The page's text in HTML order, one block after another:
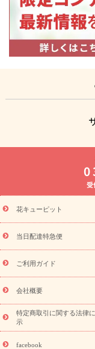
よく贈られる花
8月の誕生花(トル
お供え・
ーブドフラワー
季
特集
お盆 花（新盆・
盆・初盆）
お盆 花
フト
お盆・お供え
レゼント特集
夏の
敬老の日におくる
花ギフト・プレゼント
老の日 花鉢植えのギ
フト・プレゼント特集
ペーン
映画『ウォー
「きょう誕生日な
誕生日フラワーギフト
花キューピット
当日配達特急便
ご利用ガイド
会社概要
特定商取引に関する法律
示
facebook